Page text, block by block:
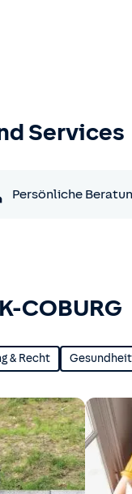
Services
Persönliche
COBURG
& Recht